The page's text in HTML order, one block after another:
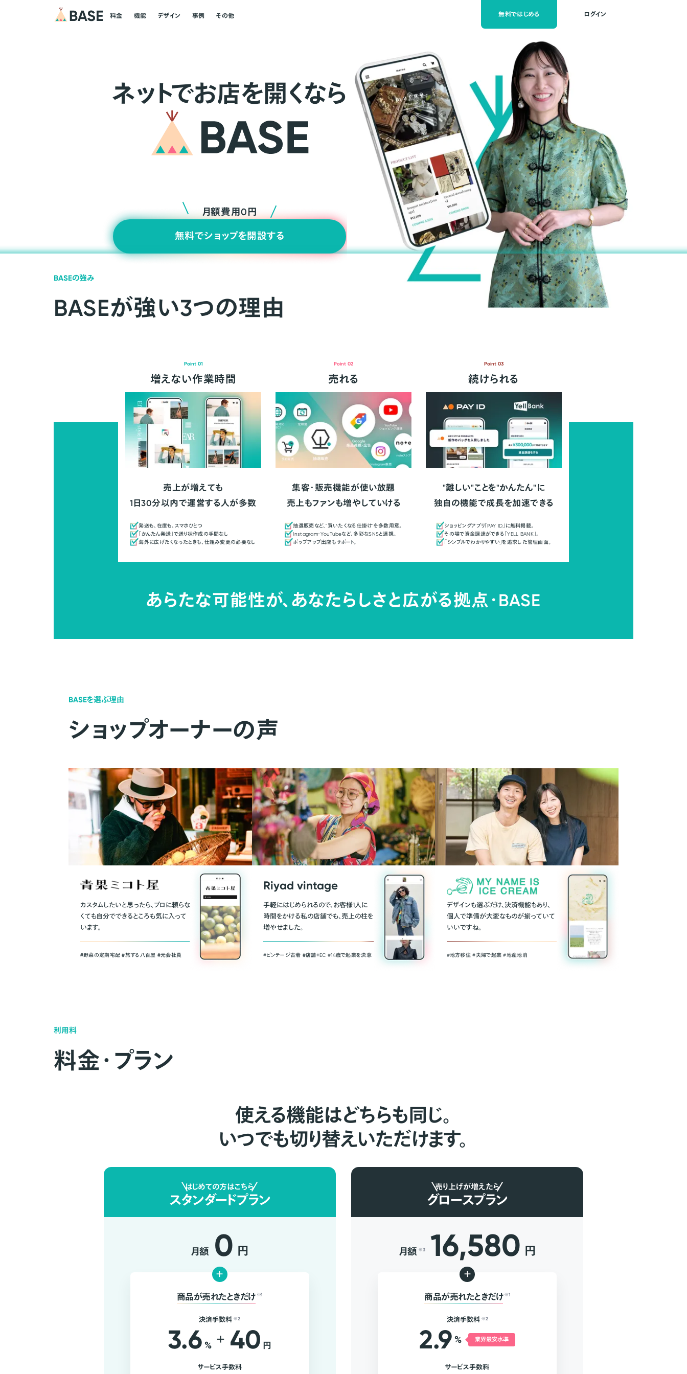
料金 機能 デザイン 事例 その他 無料ではじめる ログイン
ネッ トでお店を開くなら
月額費用0円
無料でショップを開設する
BASEの強み
BASEが強い3つの理由
Point 01
増えない作業時間
売上が増えても
1日30分以内で運営する人が多数
発送も、在庫も、スマホひとつ
「かんたん発送」で送り状作成の手間なし
海外に広げたくなったときも、仕組み変更の必要なし
Point 02
売れる
集客・販売機能が使い放題
売上もファンも増やしていける
抽選販売など、"買いたくなる仕掛け"を多数用意。
Instagram・YouTubeなど、多彩なSNSと連携。
ポップアップ出店もサポート。
Point 03
続けられる
"難しい"ことを"かんたん"に
独自の機能で成長を加速できる
ショッピングアプリ「PAY ID」に無料掲載。
その場で資金調達ができる「YELL BANK」。
「シンプルでわかりやすい」を追求した管理画面。
あらたな可能性が、あなたらしさと広がる拠点・BASE
BASEを選ぶ理由
ショップオーナーの声
カスタムしたいと思ったら、プロに頼らな
くても自分でできるところも気に入って
います。
＃野菜の定期宅配 ＃旅する八百屋 ＃元会社員
Riyad vintage
手軽にはじめられるので、お客様1人に
時間をかける私の店舗でも、売上の柱を
増やせました。
#ビンテージ古着 ＃店舗＋EC #14歳で起業を決意
デザインも選ぶだけ、決済機能もあり、
個人で準備が大変なものが揃っていて
いいですね。
#地方移住 #夫婦で起業 #地産地消
利用料
料金・プラン
使える機能はどちらも同じ。
いつでも切り替えいただけます。
はじめての方はこちら
スタンダードプラン
月額 0 円
+
商品が売れたときだけ ※1
決済手数料 ※2
3.6 % + 40 円
サービス手数料
売り上げが増えたら
グロースプラン
月額 ※3 16,580 円
+
商品が売れたときだけ ※1
決済手数料 ※2
2.9 % 業界最安水準
サービス手数料